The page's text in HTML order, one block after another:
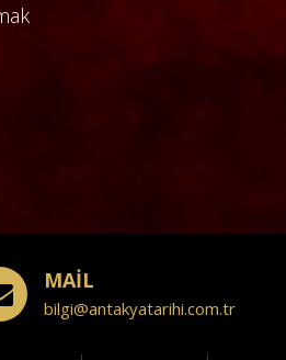
MAİL
bilgi@antakyatarihi.com.tr